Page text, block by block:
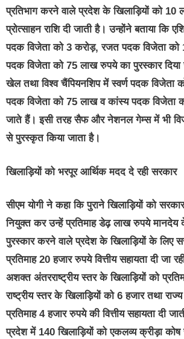
प्रतिभाग करने वाले प्रदेश के खिलाड़ियों को 10
प्रोत्साहन राशि दी जाती है। उन्होंने बताया कि
पदक विजेता को 3 करोड़, रजत पदक विजेता को
पदक विजेता को 75 लाख रुपये का पुरस्कार
खेल तथा विश्व चैंपियनशिप में स्वर्ण पदक विजेता
पदक विजेता को 75 लाख व कांस्य पदक विजेता
जाते हैं। इसी तरह सैफ और नेशनल गेम्स में भी
से पुरस्कृत किया जाता है।
खिलाड़ियों को भरपूर आर्थिक मदद दे रही सरकार
सीएम योगी ने कहा कि पुराने खिलाड़ियों को
नियुक्त कर उन्हें प्रतिमाह डेढ़ लाख रुपये मानदेय
पुरस्कार करने वाले प्रदेश के खिलाड़ियों के लिए
प्रतिमाह 20 हजार रुपये वित्तीय सहायता दी जा
अशक्त अंतरराष्ट्रीय स्तर के खिलाड़ियों को
राष्ट्रीय स्तर के खिलाड़ियों को 6 हजार तथा
प्रतिमाह 4 हजार रुपये की वित्तीय सहायता दी
प्रदेश में 140 खिलाड़ियों को एकलव्य क्रीड़ा कोष